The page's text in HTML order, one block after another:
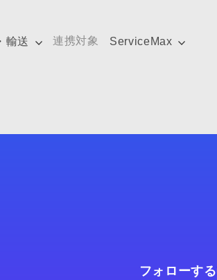
輸送 連携対象 ServiceMax
フォローする